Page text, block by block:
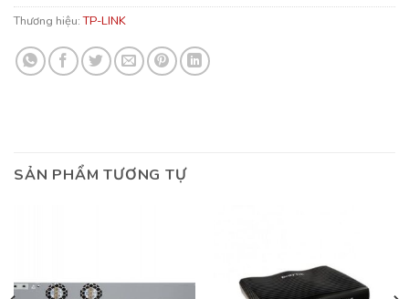
Thương hiệu:TP-LINK
SẢN PHẨM TƯƠNG TỰ